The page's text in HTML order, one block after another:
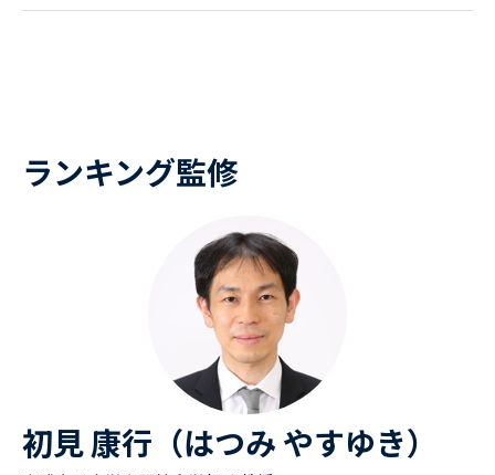
ランキング監修
初見 康行（はつみ やすゆき）